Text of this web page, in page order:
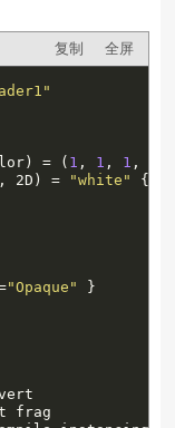
复制 全屏
= ( 1 , 1 , 1 ,
, 2D) = "white" {}
"Opaque"
}
frag